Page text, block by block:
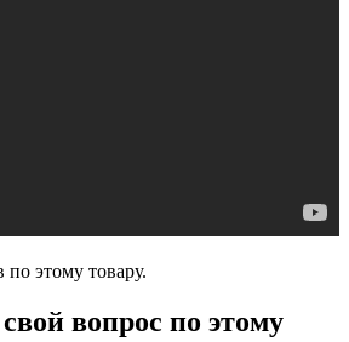
этому товару.
вопрос по этому